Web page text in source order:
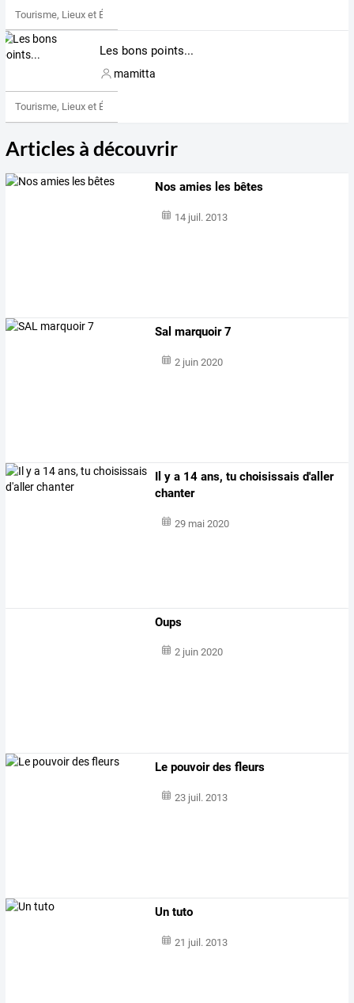
Tourisme, Lieux et Événements
Les bons points...
mamitta
Tourisme, Lieux et Événements
Articles à découvrir
Nos amies les bêtes
14 juil. 2013
Sal marquoir 7
2 juin 2020
Il y a 14 ans, tu choisissais d'aller
chanter
29 mai 2020
Oups
2 juin 2020
Le pouvoir des fleurs
23 juil. 2013
Un tuto
21 juil. 2013